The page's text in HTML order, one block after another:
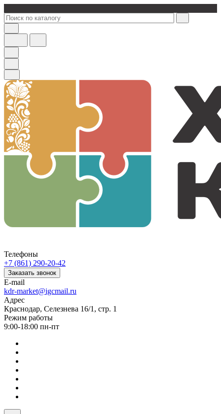
Телефоны
+7 (861) 290-20-42
Заказать звонок
E-mail
kdr-market@igcmail.ru
Адрес
Краснодар, Селезнева 16/1, стр. 1
Режим работы
9:00-18:00 пн-пт